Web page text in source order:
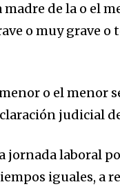
de la o el
o muy grave
o el menor
judicial
jornada laboral
iguales, a